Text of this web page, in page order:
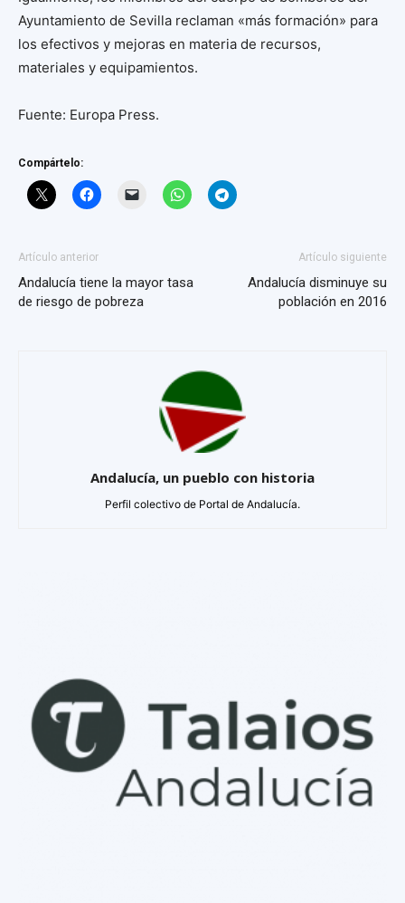
Ayuntamiento de Sevilla reclaman «más formación» para
los efectivos y mejoras en materia de recursos,
materiales y equipamientos.
Fuente: Europa Press.
Compártelo:
Artículo anterior
Andalucía tiene la mayor tasa
de riesgo de pobreza
Artículo siguiente
Andalucía disminuye su
población en 2016
Andalucía, un pueblo con historia
Perfil colectivo de Portal de Andalucía.